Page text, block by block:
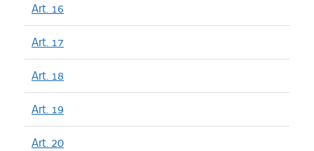
Art. 16
Art. 17
Art. 18
Art. 19
Art. 20